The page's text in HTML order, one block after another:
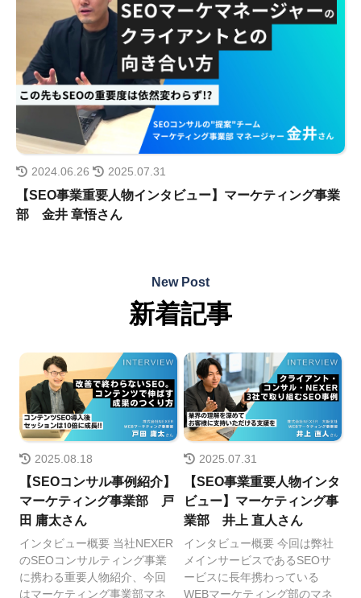
2024.06.26 2025.07.31
【SEO事業重要人物インタビュー】マーケティング事業
部 金井 章悟さん
New Post
新着記事
2025.08.18
【SEOコンサル事例紹介】
マーケティング事業部 戸
田 庸太さん
インタビュー概要 当社NEXER
のSEOコンサルティング事業
に携わる重要人物紹介、今回
はマーケティング事業部マネ
2025.07.31
【SEO事業重要人物インタ
ビュー】マーケティング事
業部 井上 直人さん
インタビュー概要 今回は弊社
メインサービスであるSEOサ
ービスに長年携わっている
WEBマーケティング部のマネ